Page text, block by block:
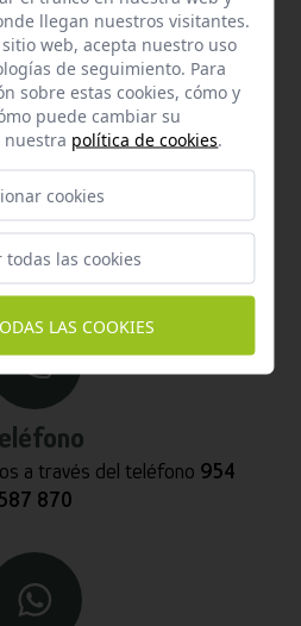
Email
a través del teléfono 954
587 870
llegan nuestros visitantes.
web, acepta nuestro uso
de seguimiento. Para
sobre estas cookies, cómo y
puede cambiar su
política de cookies.
cookies
todas las cookies
LAS COOKIES